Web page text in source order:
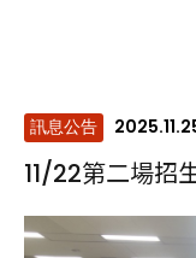
訊息公告
11/22第二場招